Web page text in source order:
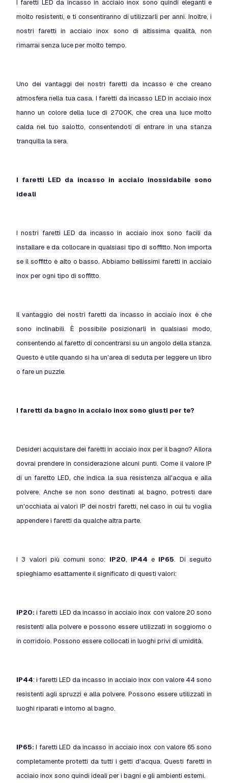
I faretti LED da incasso in acciaio inox sono quindi eleganti e
molto resistenti, e ti consentiranno di utilizzarli per anni. Inoltre, i
nostri faretti in acciaio inox sono di altissima qualità, non
rimarrai senza luce per molto tempo.
Uno dei vantaggi dei nostri faretti da incasso è che creano
atmosfera nella tua casa. I faretti da incasso LED in acciaio inox
hanno un colore della luce di 2700K, che crea una luce molto
calda nel tuo salotto, consentendoti di entrare in una stanza
tranquilla la sera.
I faretti LED da incasso in acciaio inossidabile sono
ideali
I nostri faretti LED da incasso in acciaio inox sono facili da
installare e da collocare in qualsiasi tipo di soffitto. Non importa
se il soffitto è alto o basso. Abbiamo bellissimi faretti in acciaio
inox per ogni tipo di soffitto.
Il vantaggio dei nostri faretti da incasso in acciaio inox è che
sono inclinabili. È possibile posizionarli in qualsiasi modo,
consentendo al faretto di concentrarsi su un angolo della stanza.
Questo è utile quando si ha un'area di seduta per leggere un libro
o fare un puzzle.
I faretti da bagno in acciaio inox sono giusti per te?
Desideri acquistare dei faretti in acciaio inox per il bagno? Allora
dovrai prendere in considerazione alcuni punti. Come il valore IP
di un faretto LED, che indica la sua resistenza all'acqua e alla
polvere. Anche se non sono destinati al bagno, potresti dare
un'occhiata ai valori IP dei nostri faretti, nel caso in cui tu voglia
appendere i faretti da qualche altra parte.
I 3 valori più comuni sono: IP20, IP44e IP65. Di seguito
spieghiamo esattamente il significato di questi valori:
IP20:i faretti LED da incasso in acciaio inox con valore 20 sono
resistenti alla polvere e possono essere utilizzati in soggiorno o
in corridoio. Possono essere collocati in luoghi privi di umidità.
IP44: i faretti LED da incasso in acciaio inox con valore 44 sono
resistenti agli spruzzi e alla polvere. Possono essere utilizzati in
luoghi riparati e intorno al bagno.
IP65:I faretti LED da incasso in acciaio inox con valore 65 sono
completamente protetti da tutti i getti d'acqua. Questi faretti in
acciaio inox sono quindi ideali per i bagni e gli ambienti esterni.